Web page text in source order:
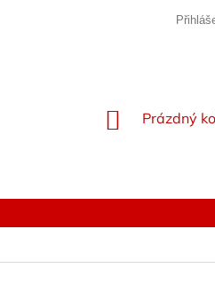
NÁKUPNÍ
Prázdný